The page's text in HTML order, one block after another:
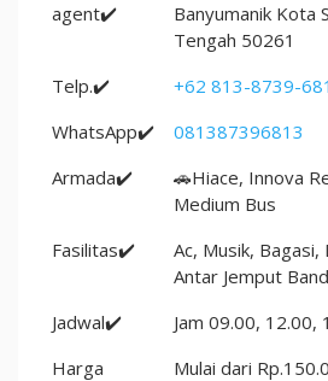
agent✔️
Banyumanik Kota
Tengah 50261
Telp.✔️
+62 813-8739-
WhatsApp✔️
081387396813
Armada✔️
🚗Hiace, Innova
Medium Bus
Fasilitas✔️
Ac, Musik,
Antar Jemput
Jadwal✔️
Jam 09.00, 12.00,
Harga
Mulai dari